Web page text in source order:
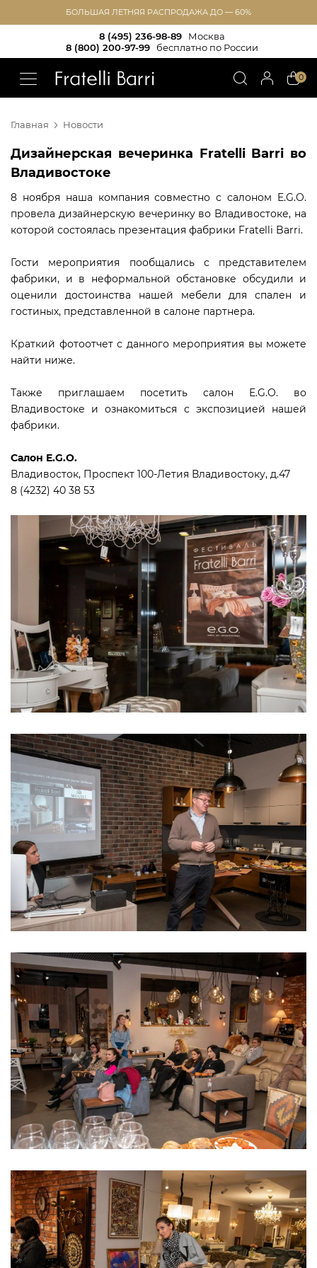
БОЛЬШАЯ ЛЕТНЯЯ РАСПРОДАЖА ДО — 60%
8 (495) 236-98-89
Москва
8 (800) 200-97-99
бесплатно по России
0
Главная Новости
Дизайнерская вечеринка Fratelli Barri во
Владивостоке
8 ноября наша компания совместно с салоном E.G.O.
провела дизайнерскую вечеринку во Владивостоке, на
которой состоялась презентация фабрики Fratelli Barri.
Гости мероприятия пообщались с представителем
фабрики, и в неформальной обстановке обсудили и
оценили достоинства нашей мебели для спален и
гостиных, представленной в салоне партнера.
Краткий фотоотчет с данного мероприятия вы можете
найти ниже.
Также приглашаем посетить салон E.G.O. во
Владивостоке и ознакомиться с экспозицией нашей
фабрики.
Салон E.G.O.
Владивосток, Проспект 100-Летия Владивостоку, д.47
8 (4232) 40 38 53